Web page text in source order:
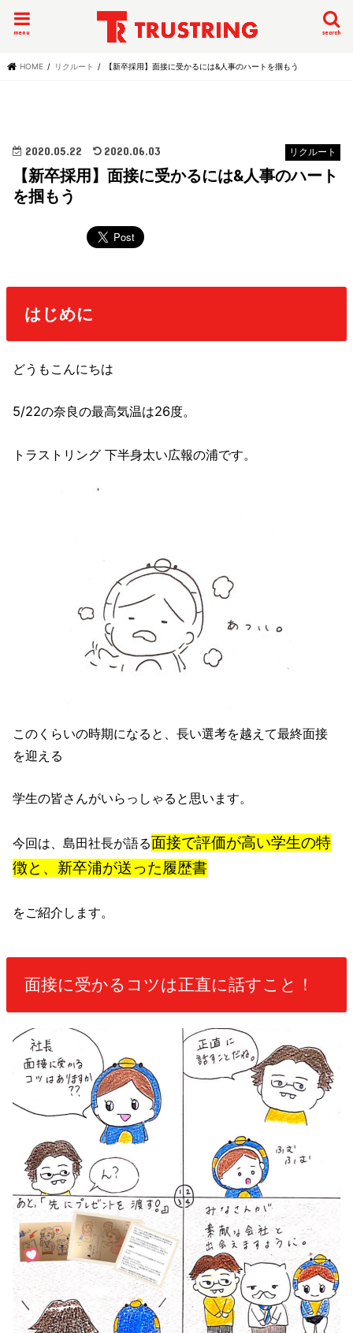
search
menu
HOME リクルート 【新卒採用】面接に受かるには&人事のハートを掴もう
リクルート
2020.05.22 2020.06.03
【新卒採用】面接に受かるには&人事のハート
を掴もう
はじめに
どうもこんにちは
5/22の奈良の最高気温は26度。
トラストリング 下半身太い広報の浦です。
このくらいの時期になると、長い選考を越えて最終面接
を迎える
学生の皆さんがいらっしゃると思います。
今回は、島田社長が語る面接で評価が高い学生の特
徴と、新卒浦が送った履歴書
をご紹介します。
面接に受かるコツは正直に話すこと！